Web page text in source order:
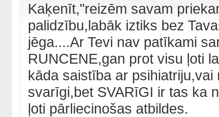
Kaķenīt,"reizēm savam
palidzību,labāk iztiks bez
jēga....Ar Tevi nav patīkami
RUNCENE,gan prot visu ļoti
kāda saistība ar
svarīgi,bet SVARīGI ir tas ka
ļoti pārliecinošas atbildes.